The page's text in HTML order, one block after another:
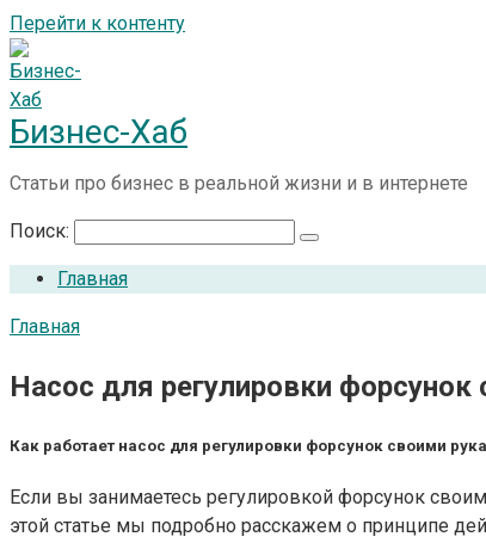
Перейти к контенту
Бизнес-Хаб
Статьи про бизнес в реальной жизни и в интернете
Поиск:
Главная
Главная
Насос для регулировки
Как работает насос для регулировки форсунок своими
Если вы занимаетесь регулировкой форсунок
этой статье мы подробно расскажем о принципе